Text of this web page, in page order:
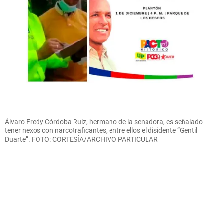
Álvaro Fredy Córdoba Ruiz, hermano de la senadora, es señalado
tener nexos con narcotraficantes, entre ellos el disidente “Gentil
Duarte”. FOTO: CORTESÍA/ARCHIVO PARTICULAR